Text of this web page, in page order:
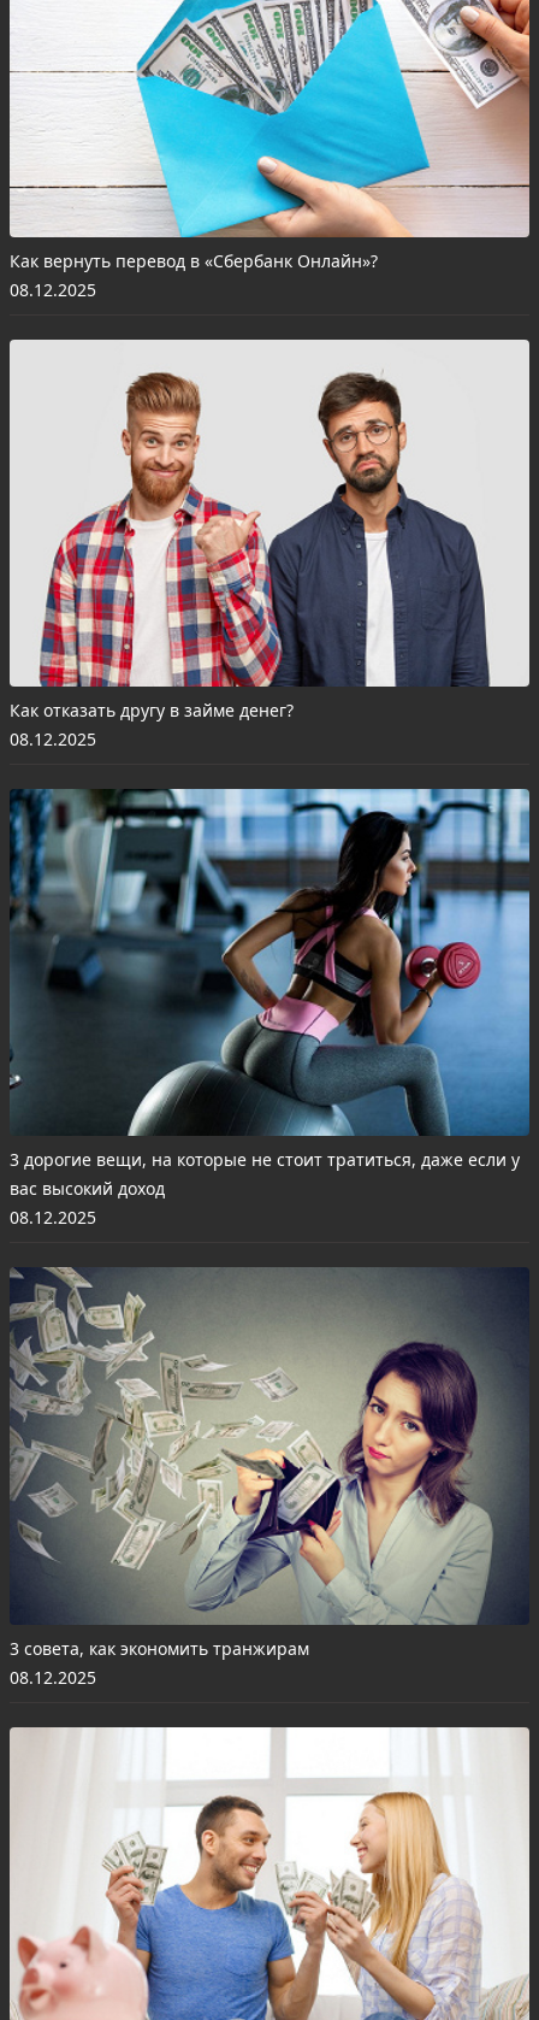
Как вернуть перевод в «Сбербанк Онлайн»?
08.12.2025
Как отказать другу в займе денег?
08.12.2025
3 дорогие вещи, на которые не стоит тратиться, даже если у
вас высокий доход
08.12.2025
3 совета, как экономить транжирам
08.12.2025